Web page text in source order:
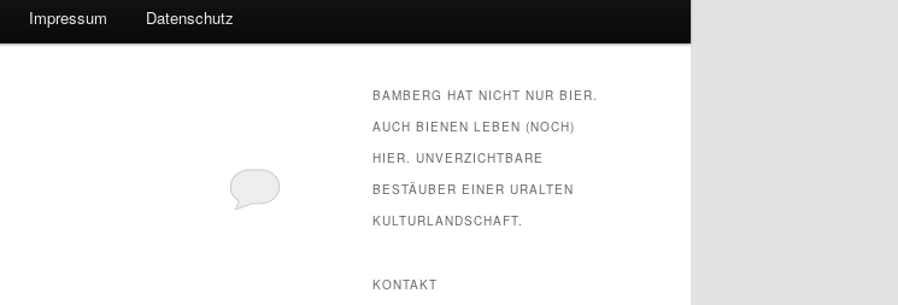
Impressum Datenschutz
BAMBERG HAT NICHT NUR BIER.
AUCH BIENEN LEBEN (NOCH)
HIER. UNVERZICHTBARE
BESTÄUBER EINER URALTEN
KULTURLANDSCHAFT.
KONTAKT